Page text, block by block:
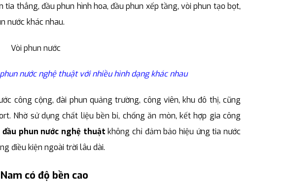
thẳng, đầu phun hình hoa, đầu phun xếp tầng, vòi phun tạo bọt,
nước khác nhau.
nước nghệ thuật với nhiều hình dạng khác nhau
công cộng, đài phun quảng trường, công viên, khu đô thị, cũng
Nhờ sử dụng chất liệu bền bỉ, chống ăn mòn, kết hợp gia công
đầu phun nước nghệ thuật không chỉ đảm bảo hiệu ứng tia nước
điều kiện ngoài trời lâu dài.
có độ bền cao